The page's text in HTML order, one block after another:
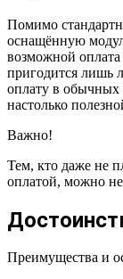
Помимо
оснащённую
возможной
пригодится лишь
оплату в обычных
настолько
Важно!
Тем, кто даже не
оплатой, можно
Преимущества и